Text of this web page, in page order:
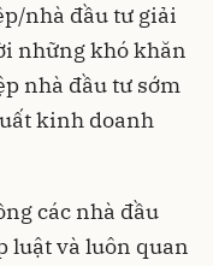
nhà đầu tư giải
những khó khăn
nhà đầu tư sớm
kinh doanh
các nhà đầu
luật và luôn quan